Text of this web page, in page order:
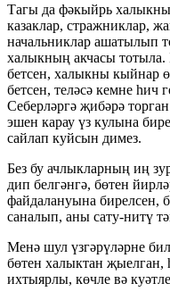
Тагы да фәкыйрь
казаклар, стражниклар,
начальниклар ашатылып
халыкның акчасы тотыла.
бетсен, халыкны кыйнар
бетсен, теләсә кемне һич
Себерләргә җибәрә
эшен карау үз кулына
сайлап куйсын димез.
Без бу ачлыкларның иң
дип белгәнгә, бөтен
файдалануына бирелсен,
саналып, аны сату-нитү
Менә шул үзгәрүләрне
бөтен халыктан
ихтыярлы, көчле вә